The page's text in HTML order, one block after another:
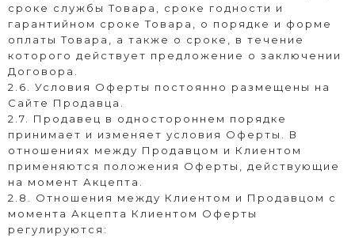
сроке службы Товара, сроке годности и
гарантийном сроке Товара, о порядке и форме
оплаты Товара, а также о сроке, в течение
которого действует предложение о заключении
Договора.
2.6. Условия Оферты постоянно размещены на
Сайте Продавца.
2.7. Продавец в одностороннем порядке
принимает и изменяет условия Оферты. В
отношениях между Продавцом и Клиентом
применяются положения Оферты, действующие
на момент Акцепта.
2.8. Отношения между Клиентом и Продавцом с
момента Акцепта Клиентом Оферты
регулируются: